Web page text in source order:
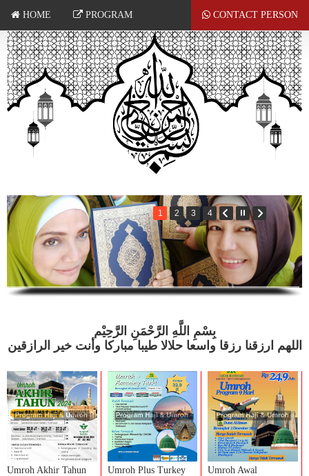
HOME PROGRAM CONTACT PERSON
1 2 3 4
بِسْمِ اللَّهِ الرَّحْمَنِ الرَّحِيْم
اللهم ارزقنا رزقا واسعا حلالا طيبا مباركا وأنت خير الرازقين
Umroh Akhir Tahun
Umroh Plus Turkey
Umroh Awal